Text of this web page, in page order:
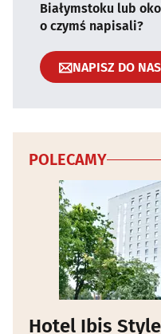
Białymstoku lub
o czymś napisali?
NAPISZ DO NAS
POLECAMY
Hotel Ibis